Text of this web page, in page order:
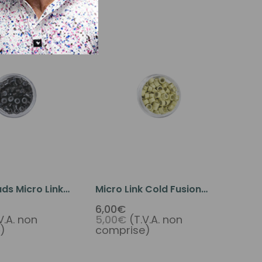
Link
Beads Silicone
Baking
non
Micro Link Cold Fusion
Beads Silicone Liner 100
Beads Baking Paint Light
Blonde Color
6,00€
5,00€ (T.V.A. non
comprise)